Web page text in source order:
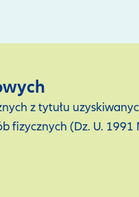
z tytułu
(Dz. U. 1991